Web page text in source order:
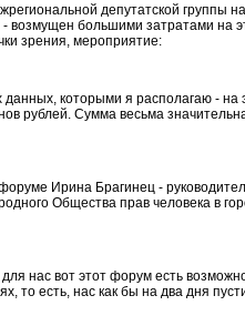
депутатской группы на
большими затратами на
зрения, мероприятие:
данных, которыми я располагаю - на
рублей. Сумма весьма
Ирина Брагинец -
Общества прав человека в
нас вот этот форум есть
то есть, нас как бы на два дня